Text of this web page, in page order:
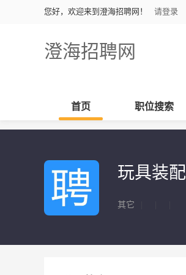
您好，欢迎来到澄海招聘网！ 请登录
澄海招聘网
首页 职位搜索
玩具装配
其它